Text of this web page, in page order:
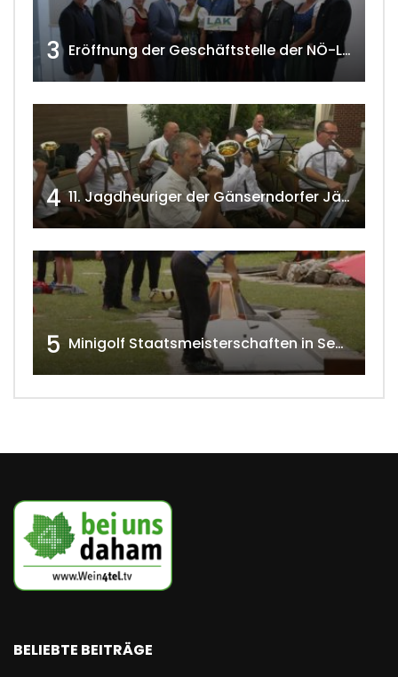
3 Eröffnung der Geschäftstelle der NÖ-Landarbeiterkammer in Mistelbach w4tv174
4 11. Jagdheuriger der Gänserndorfer Jäger 2020 w4tv166
5 Minigolf Staatsmeisterschaften in Seefeld-Kadolz w4tv174
BELIEBTE BEITRÄGE